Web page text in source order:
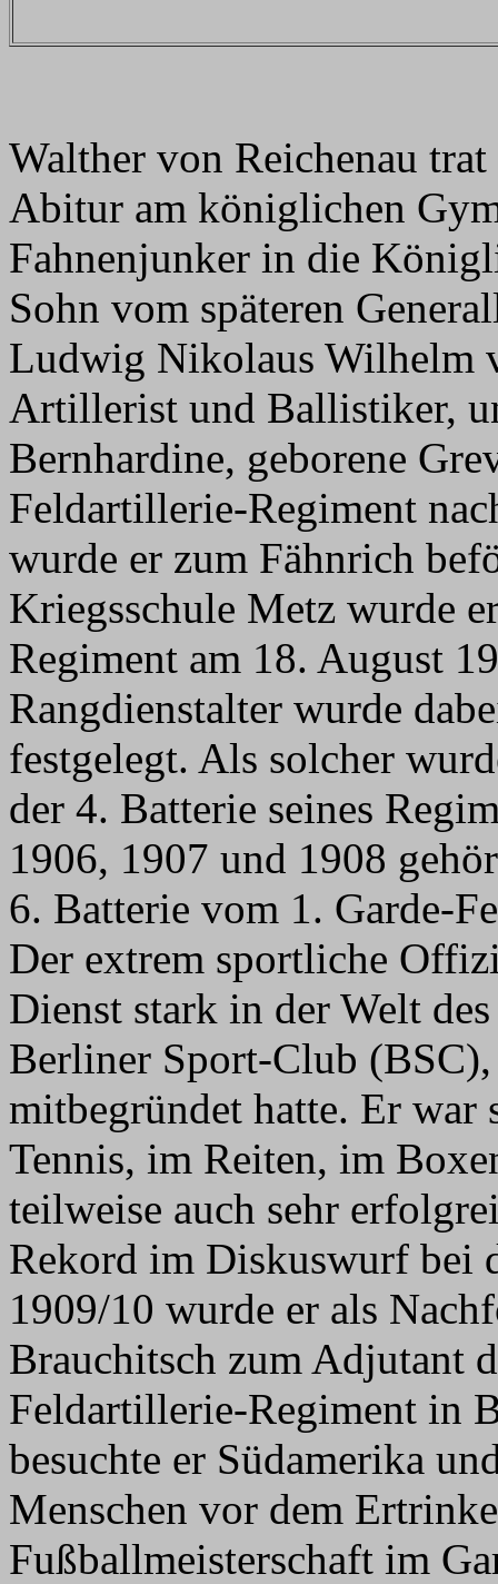
Walther von Reichenau
Abitur am königlichen
Fahnenjunker in die
Sohn vom späteren
Ludwig Nikolaus Wilhelm
Artillerist und Ballistiker,
Bernhardine, geborene
Feldartillerie-Regiment
wurde er zum Fähnrich
Kriegsschule Metz wurde
Regiment am 18. August
Rangdienstalter wurde
festgelegt. Als solcher
der 4. Batterie seines
1906, 1907 und 1908
6. Batterie vom 1. Garde-
Der extrem sportliche
Dienst stark in der Welt
Berliner Sport-Club
mitbegründet hatte. Er
Tennis, im Reiten, im
teilweise auch sehr
Rekord im Diskuswurf bei
1909/10 wurde er als
Brauchitsch zum Adjutant
Feldartillerie-Regiment in
besuchte er Südamerika
Menschen vor dem
Fußballmeisterschaft im